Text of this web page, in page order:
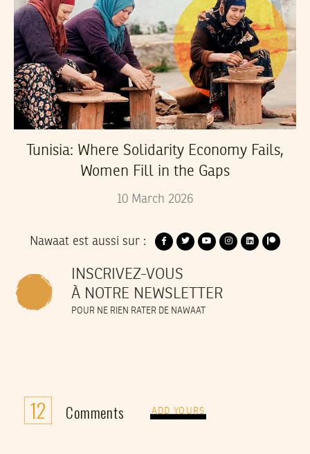
Tunisia: Where Solidarity Economy Fails,
Women Fill in the Gaps
10 March 2026
Nawaat est aussi sur :
INSCRIVEZ-VOUS
À NOTRE NEWSLETTER
POUR NE RIEN RATER DE NAWAAT
12 Comments ADD YOURS